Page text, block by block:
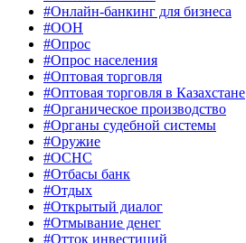
#Онлайн-банкинг для бизнеса
#ООН
#Опрос
#Опрос населения
#Оптовая торговля
#Оптовая торговля в Казахстане
#Органическое производство
#Органы судебной системы
#Оружие
#ОСНС
#Отбасы банк
#Отдых
#Открытый диалог
#Отмывание денег
#Отток инвестиций